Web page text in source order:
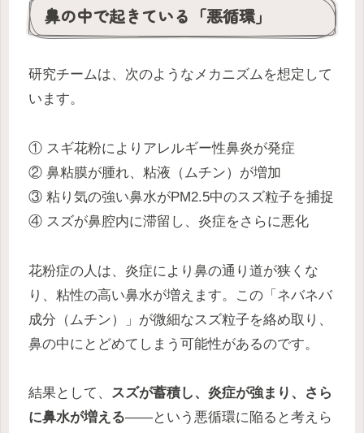
鼻の中で起きている「悪循環」
研究チームは、次のようなメカニズムを想定して
います。
① スギ花粉によりアレルギー性鼻炎が発症
② 鼻粘膜が腫れ、粘液（ムチン）が増加
③ 粘り気の強い鼻水がPM2.5中のスズ粒子を捕捉
④ スズが鼻腔内に滞留し、炎症をさらに悪化
花粉症の人は、炎症により鼻の通り道が狭くな
り、粘性の高い鼻水が増えます。この「ネバネバ
成分（ムチン）」が微細なスズ粒子を絡め取り、
鼻の中にとどめてしまう可能性があるのです。
結果として、 スズが蓄積し、炎症が強まり、さら
に鼻水が増える――という悪循環に陥ると考えら